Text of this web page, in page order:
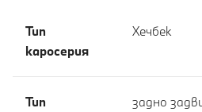
Тип
каросерия
Хечбек
Тип
задно